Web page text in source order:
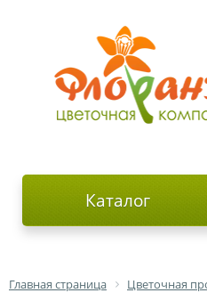
Каталог
Главная страница Цветочная